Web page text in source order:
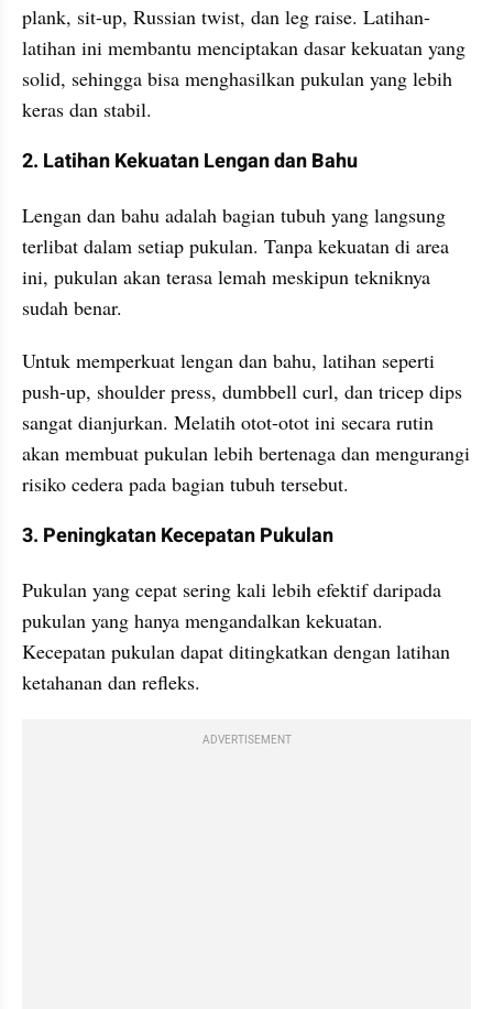
plank, sit-up, Russian twist, dan leg raise. Latihan-
latihan ini membantu menciptakan dasar kekuatan yang
solid, sehingga bisa menghasilkan pukulan yang lebih
keras dan stabil.
2. Latihan Kekuatan Lengan dan Bahu
Lengan dan bahu adalah bagian tubuh yang langsung
terlibat dalam setiap pukulan. Tanpa kekuatan di area
ini, pukulan akan terasa lemah meskipun tekniknya
sudah benar.
Untuk memperkuat lengan dan bahu, latihan seperti
push-up, shoulder press, dumbbell curl, dan tricep dips
sangat dianjurkan. Melatih otot-otot ini secara rutin
akan membuat pukulan lebih bertenaga dan mengurangi
risiko cedera pada bagian tubuh tersebut.
3. Peningkatan Kecepatan Pukulan
Pukulan yang cepat sering kali lebih efektif daripada
pukulan yang hanya mengandalkan kekuatan.
Kecepatan pukulan dapat ditingkatkan dengan latihan
ketahanan dan refleks.
ADVERTISEMENT